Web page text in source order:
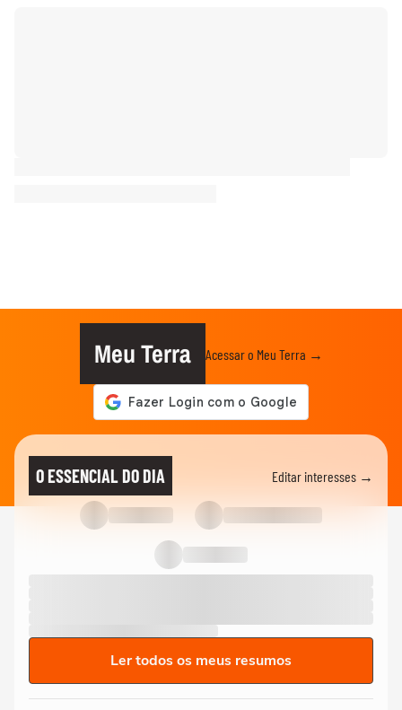
Meu Terra Acessar o Meu Terra →
O ESSENCIAL DO DIA Editar interesses →
Ler todos os meus resumos